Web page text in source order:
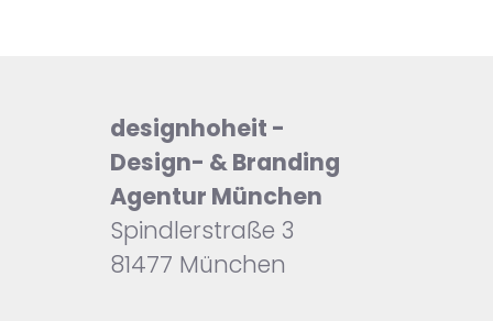
designhoheit -
Design- & Branding
Agentur München
Spindlerstraße 3
81477 München